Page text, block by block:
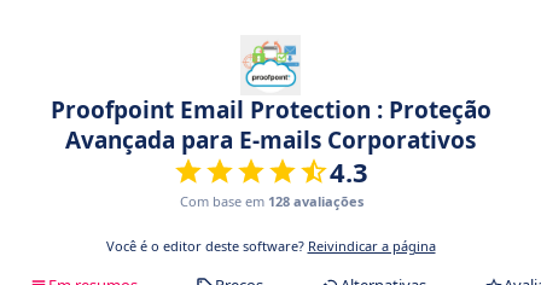
Proofpoint Email Protection : Proteção
Avançada para E-mails Corporativos
4.3
Com base em 128 avaliações
Você é o editor deste software? Reivindicar a página